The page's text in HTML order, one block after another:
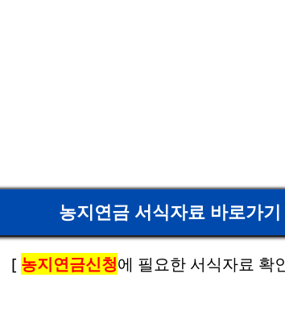
농지연금 서식자료 바로가
[ 농지연금신청에 필요한 서식자료 확